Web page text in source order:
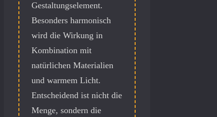
Gestaltungselement.
Besonders harmonisch
wird die Wirkung in
Kombination mit
natürlichen Materialien
und warmem Licht.
Entscheidend ist nicht die
Menge, sondern die